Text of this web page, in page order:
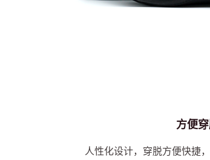
方便
人性化设计，穿脱方便快捷